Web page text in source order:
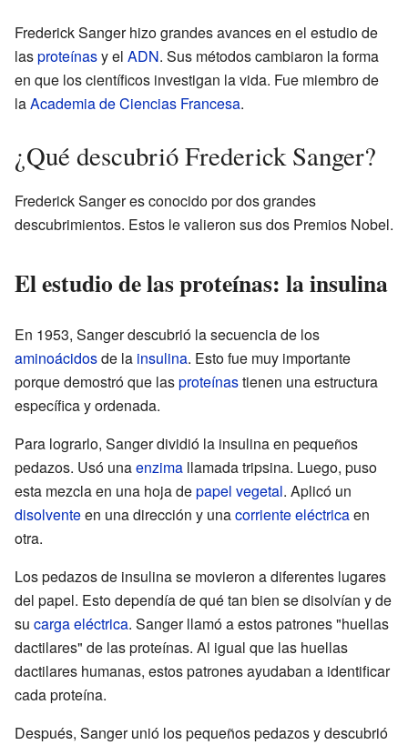
Frederick Sanger hizo grandes avances en el estudio de
lasproteínasy el ADN. Sus métodos cambiaron la forma
en que los científicos investigan la vida. Fue miembro de
laAcademia de Ciencias Francesa.
¿Qué descubrió Frederick Sanger?
Frederick Sanger es conocido por dos grandes
descubrimientos. Estos le valieron sus dos Premios Nobel.
El estudio de las proteínas: la insulina
En 1953, Sanger descubrió la secuencia de los
aminoácidosde la insulina. Esto fue muy importante
porque demostró que lasproteínastienen una estructura
específica y ordenada.
Para lograrlo, Sanger dividió la insulina en pequeños
pedazos. Usó unaenzima llamada tripsina. Luego, puso
esta mezcla en una hoja depapel vegetal. Aplicó un
disolventeen una dirección y unacorriente eléctricaen
otra.
Los pedazos de insulina se movieron a diferentes lugares
del papel. Esto dependía de qué tan bien se disolvían y de
su carga eléctrica. Sanger llamó a estos patrones "huellas
dactilares" de las proteínas. Al igual que las huellas
dactilares humanas, estos patrones ayudaban a identificar
cada proteína.
Después, Sanger unió los pequeños pedazos y descubrió